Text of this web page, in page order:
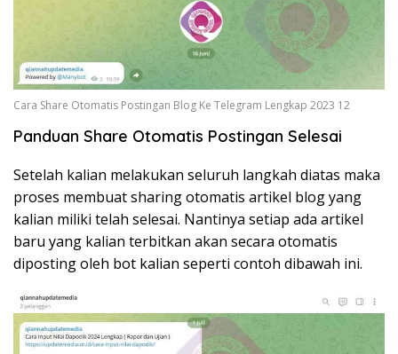
Cara Share Otomatis Postingan Blog Ke Telegram Lengkap 2023 12
Panduan Share Otomatis Postingan Selesai
Setelah kalian melakukan seluruh langkah diatas maka
proses membuat sharing otomatis artikel blog yang
kalian miliki telah selesai. Nantinya setiap ada artikel
baru yang kalian terbitkan akan secara otomatis
diposting oleh bot kalian seperti contoh dibawah ini.